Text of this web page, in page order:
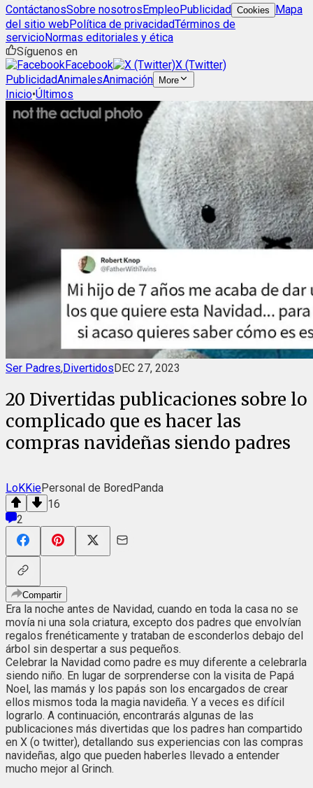
ContáctanosSobre nosotrosEmpleoPublicidad Cookies
Mapa
del sitio webPolítica de privacidadTérminos de
servicioNormas editoriales y ética
Síguenos en
Facebook
X (Twitter)
PublicidadAnimalesAnimación More
Inicio•Últimos
Ser Padres,DivertidosDEC 27, 2023
20 Divertidas publicaciones sobre lo
complicado que es hacer las
compras navideñas siendo padres
LoKKiePersonal de BoredPanda
16
2
Compartir
Era la noche antes de Navidad, cuando en toda la casa no se
movía ni una sola criatura, excepto dos padres que envolvían
regalos frenéticamente y trataban de esconderlos debajo del
árbol sin despertar a sus pequeños.
Celebrar la Navidad como padre es muy diferente a celebrarla
siendo niño. En lugar de sorprenderse con la visita de Papá
Noel, las mamás y los papás son los encargados de crear
ellos mismos toda la magia navideña. Y a veces es difícil
lograrlo. A continuación, encontrarás algunas de las
publicaciones más divertidas que los padres han compartido
en X (o twitter), detallando sus experiencias con las compras
navideñas, algo que pueden haberles llevado a entender
mucho mejor al Grinch.